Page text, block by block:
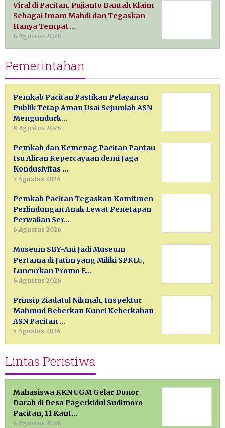
Viral di Pacitan, Pujianto Bantah Klaim
Sebagai Imam Mahdi dan Tegaskan
Hanya Tempat …
6 Agustus 2026
Pemerintahan
Pemkab Pacitan Pastikan Pelayanan
Publik Tetap Aman Usai Sejumlah ASN
Mengundurk…
8 Agustus 2026
Pemkab dan Kemenag Pacitan Pantau
Isu Aliran Kepercayaan demi Jaga
Kondusivitas …
7 Agustus 2026
Pemkab Pacitan Tegaskan Komitmen
Perlindungan Anak Lewat Penetapan
Perwalian Ser…
6 Agustus 2026
Museum SBY-Ani Jadi Museum
Pertama di Jatim yang Miliki SPKLU,
Luncurkan Promo E…
6 Agustus 2026
Prinsip Ziadatul Nikmah, Inspektur
Mahmud Beberkan Kunci Keberkahan
ASN Pacitan …
5 Agustus 2026
Lintas Peristiwa
Mahasiswa KKN UGM Gelar Donor
Darah di Desa Pagerkidul Sudimoro
Pacitan, 11 Kant…
6 Agustus 2026